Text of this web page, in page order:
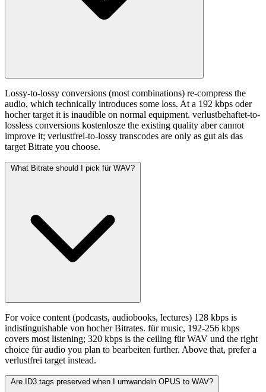
Lossy-to-lossy conversions (most combinations) re-compress the
audio, which technically introduces some loss. At a 192 kbps oder
hocher target it is inaudible on normal equipment. verlustbehaftet-to-
lossless conversions kostenlosze the existing quality aber cannot
improve it; verlustfrei-to-lossy transcodes are only as gut als das
target Bitrate you choose.
What Bitrate should I pick für WAV?
For voice content (podcasts, audiobooks, lectures) 128 kbps is
indistinguishable von hocher Bitrates. für music, 192-256 kbps
covers most listening; 320 kbps is the ceiling für WAV und the right
choice für audio you plan to bearbeiten further. Above that, prefer a
verlustfrei target instead.
Are ID3 tags preserved when I umwandeln OPUS to WAV?